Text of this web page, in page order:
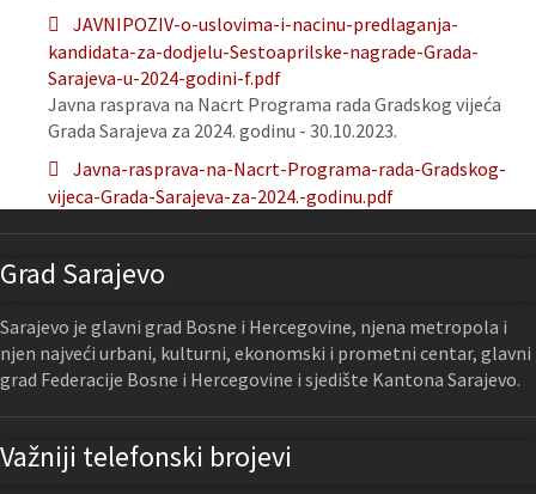
JAVNIPOZIV-o-uslovima-i-nacinu-predlaganja-
kandidata-za-dodjelu-Sestoaprilske-nagrade-Grada-
Sarajeva-u-2024-godini-f.pdf
Javna rasprava na Nacrt Programa rada Gradskog vijeća
Grada Sarajeva za 2024. godinu - 30.10.2023.
Javna-rasprava-na-Nacrt-Programa-rada-Gradskog-
vijeca-Grada-Sarajeva-za-2024.-godinu.pdf
Grad Sarajevo
Sarajevo je glavni grad Bosne i Hercegovine, njena metropola i
njen najveći urbani, kulturni, ekonomski i prometni centar, glavni
grad Federacije Bosne i Hercegovine i sjedište Kantona Sarajevo.
Važniji telefonski brojevi